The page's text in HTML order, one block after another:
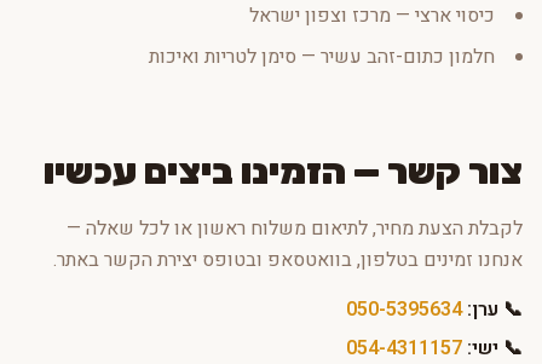
כיסוי ארצי — מרכז וצפון ישראל
חלמון כתום-זהב עשיר — סימן לטריות ואיכות
צור קשר — הזמינו ביצים עכשיו
לקבלת הצעת מחיר, לתיאום משלוח ראשון או לכל שאלה —
אנחנו זמינים בטלפון, בוואטסאפ ובטופס יצירת הקשר באתר.
📞 ערן:050-5395634
📞 ישי: 054-4311157